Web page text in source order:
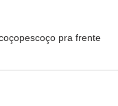
pescoço pra frente